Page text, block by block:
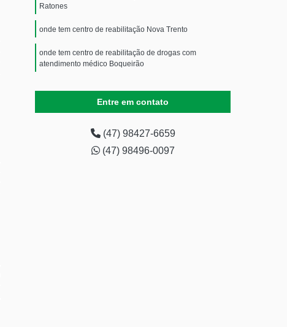
Ratones
onde tem centro de reabilitação Nova Trento
onde tem centro de reabilitação de drogas com
atendimento médico Boqueirão
Entre em contato
(47) 98427-6659
(47) 98496-0097